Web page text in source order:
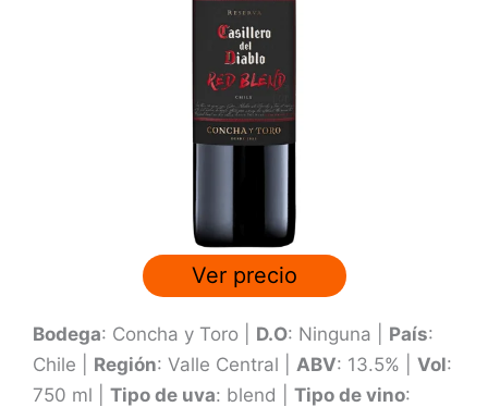
Ver precio
Bodega: Concha y Toro | D.O: Ninguna | País:
Chile | Región: Valle Central | ABV: 13.5% | Vol:
750 ml | Tipo de uva: blend | Tipo de vino: